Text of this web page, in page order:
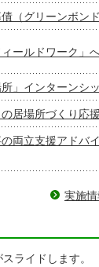
（グリーンボン
ィールドワーク」
」インターンシ
居場所づくり応
両立支援アドバ
実施
ライドします。